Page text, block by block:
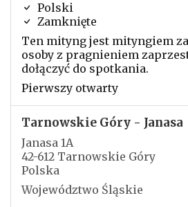
Polski
Zamknięte
Ten mityng jest mityngiem
osoby z pragnieniem
dołączyć do spotkania.
Pierwszy otwarty
Tarnowskie Góry - Janasa
Janasa 1A
42-612 Tarnowskie Góry
Polska
Województwo Śląskie